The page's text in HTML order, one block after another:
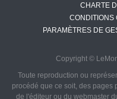
CHARTE
CONDITIONS
PARAMÈTRES DE
Copyright ©
Toute reproduction ou
procédé que ce soit, des pages
de l'éditeur ou du webmaster